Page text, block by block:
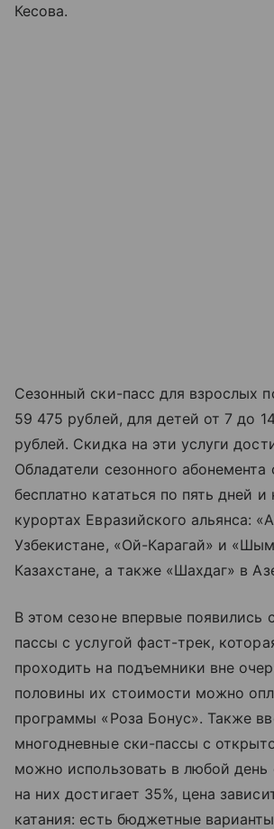
Кесова.
Сезонный ски-пасс для взрослых
59 475 рублей, для детей от 7 до
рублей. Скидка на эти услуги
Обладатели сезонного абонемента
бесплатно кататься по пять дней и
курортах Евразийского альянса:
Узбекистане, «Ой-Карагай» и
Казахстане, а также «Шахдаг» в
В этом сезоне впервые появились
пассы с услугой фаст-трек,
проходить на подъемники вне
половины их стоимости можно
программы «Роза Бонус». Также
многодневные ски-пассы с
можно использовать в любой день
на них достигает 35%, цена
катания: есть бюджетные